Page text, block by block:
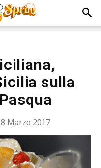
sulla
8 Marzo 2017